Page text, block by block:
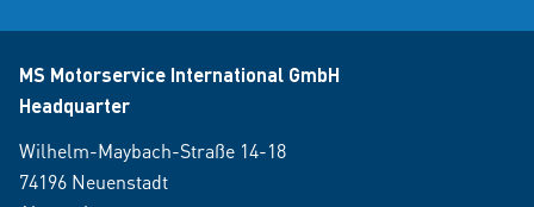
MS Motorservice International GmbH
Headquarter
Wilhelm-Maybach-Straße 14-18
74196 Neuenstadt